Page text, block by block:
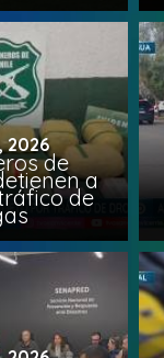
2026
de
a
de